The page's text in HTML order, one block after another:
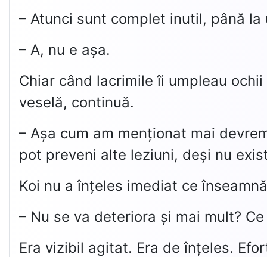
– Atunci sunt complet inutil, până
– A, nu e așa.
Chiar când lacrimile îi umpleau
veselă, continuă.
– Așa cum am menționat mai
pot preveni alte leziuni, deși nu
Koi nu a înțeles imediat ce
– Nu se va deteriora și mai mult?
Era vizibil agitat. Era de înțeles.